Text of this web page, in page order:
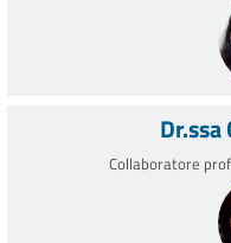
Dr.ssa
Collaboratore